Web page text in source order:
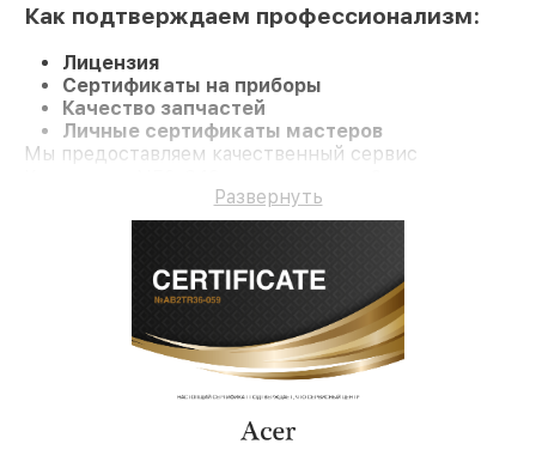
Как подтверждаем профессионализм:
Лицензия
Сертификаты на приборы
Качество запчастей
Личные сертификаты мастеров
Мы предоставляем качественный сервис
Развернуть